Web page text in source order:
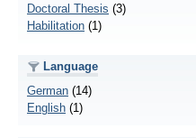
Doctoral Thesis (3)
Habilitation (1)
Language
German (14)
English (1)